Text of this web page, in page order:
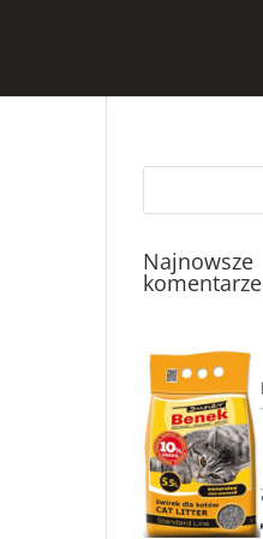
Najnowsze
komentarze